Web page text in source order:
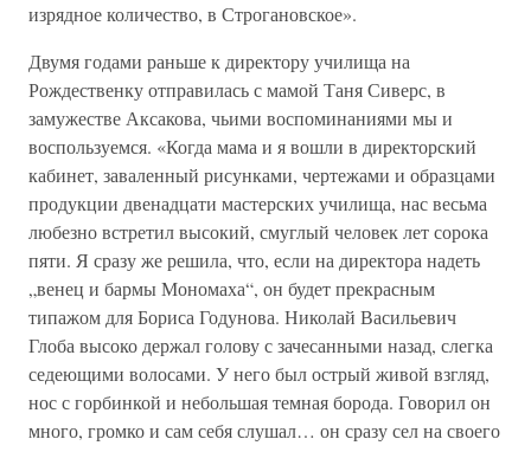
изрядное количество, в Строгановское».
Двумя годами раньше к директору училища на
Рождественку отправилась с мамой Таня Сиверс, в
замужестве Аксакова, чьими воспоминаниями мы и
воспользуемся. «Когда мама и я вошли в директорский
кабинет, заваленный рисунками, чертежами и образцами
продукции двенадцати мастерских училища, нас весьма
любезно встретил высокий, смуглый человек лет сорока
пяти. Я сразу же решила, что, если на директора надеть
„венец и бармы Мономаха“, он будет прекрасным
типажом для Бориса Годунова. Николай Васильевич
Глоба высоко держал голову с зачесанными назад, слегка
седеющими волосами. У него был острый живой взгляд,
нос с горбинкой и небольшая темная борода. Говорил он
много, громко и сам себя слушал… он сразу сел на своего